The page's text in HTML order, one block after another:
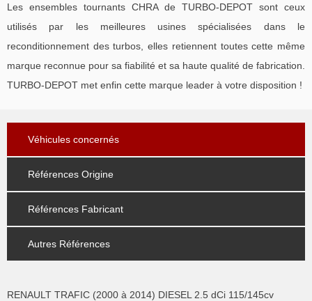
Les ensembles tournants CHRA de TURBO-DEPOT sont ceux
utilisés par les meilleures usines spécialisées dans le
reconditionnement des turbos, elles retiennent toutes cette même
marque reconnue pour sa fiabilité et sa haute qualité de fabrication.
TURBO-DEPOT met enfin cette marque leader à votre disposition !
Véhicules concernés
Références Origine
Références Fabricant
Autres Références
RENAULT TRAFIC (2000 à 2014) DIESEL 2.5 dCi 115/145cv